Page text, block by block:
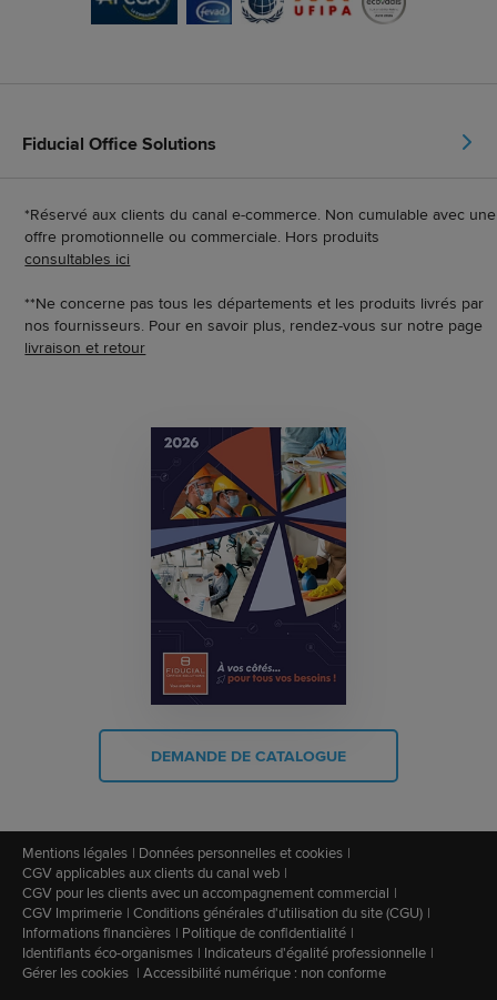
Fiducial Office Solutions
*Réservé aux clients du canal e-commerce. Non cumulable avec une
offre promotionnelle ou commerciale. Hors produits
consultables ici
**Ne concerne pas tous les départements et les produits livrés par
nos fournisseurs. Pour en savoir plus, rendez-vous sur notre page
livraison et retour
DEMANDE DE CATALOGUE
Mentions légales
Données personnelles et cookies
CGV applicables aux clients du canal web
CGV pour les clients avec un accompagnement commercial
CGV Imprimerie Conditions générales d'utilisation du site (CGU)
Informations financières
Politique de confidentialité
Identifiants éco-organismes
Indicateurs d'égalité professionnelle
Gérer les cookies
Accessibilité numérique : non conforme